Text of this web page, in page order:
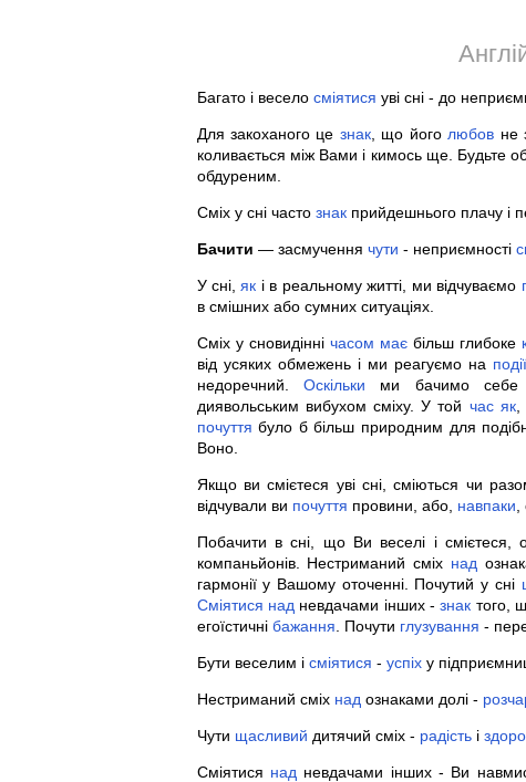
Багато і весело сміятися уві сні - до
Для закоханого це знак, що його любов не
коливається між Вами і кимось ще. Будьте
обдуреним.
Сміх у сні часто знакприйдешнього плачу і
Бачити — засмучення чути - неприємності
У сні,як і в реальному житті, ми відчуваємо
в смішних або сумних ситуаціях.
Сміх у сновидінні часом маєбільш глибоке
від усяких обмежень і ми реагуємо на події
недоречний. Оскільки ми бачимо себе
диявольським вибухом сміху. У той час як,
почуття було б більш природним для
Воно.
Якщо ви смієтеся уві сні, сміються чи
відчували ви почуття провини, або, навпаки
Побачити в сні, що Ви веселі і смієтеся,
компаньйонів. Нестриманий сміх над
гармонії у Вашому оточенні. Почутий у сні
Сміятися над невдачами інших -знак того,
егоїстичні бажання . Почути глузування -
Бути веселим і сміятися - успіху
Нестриманий сміх над ознаками долі -
Чути щасливий дитячий сміх - радістьі
Сміятися над невдачами інших - Ви